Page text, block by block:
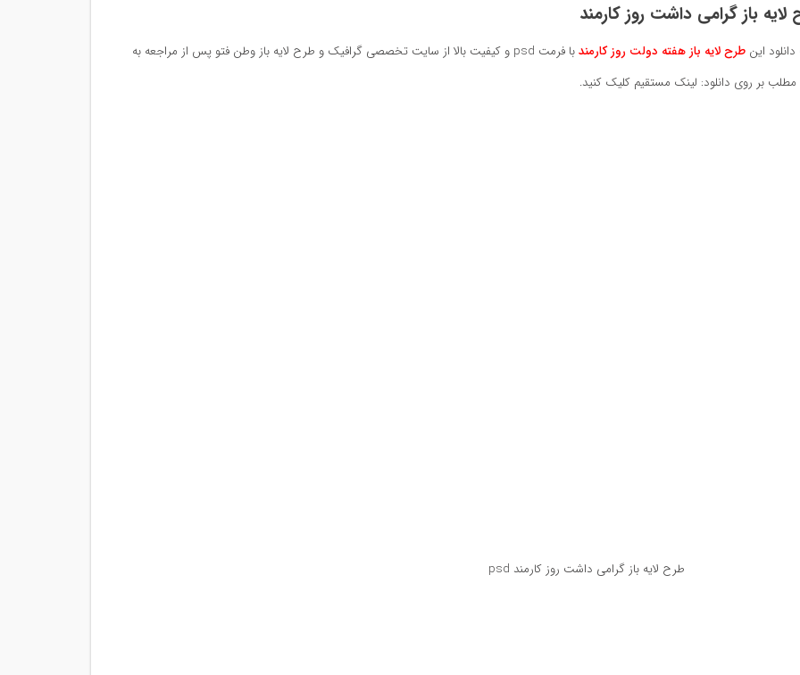
باز گرامی داشت روز کارمند
این طرح لایه باز هفته دولت روز کارمند
با فرمت psd و کیفیت بالا از سایت تخصصی گرافیک و طرح لایه باز وطن فتو پس از مراجعه به
مطلب بر روی دانلود: لینک مستقیم کلیک کنید.
طرح لایه باز گرامی داشت روز کارمند psd